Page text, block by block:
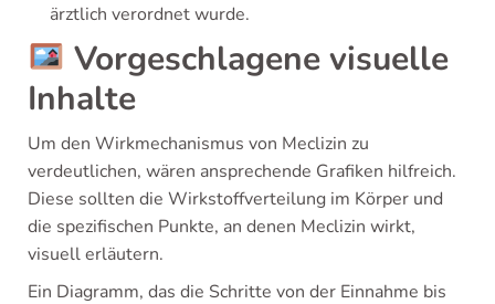
ärztlich verordnet wurde.
Vorgeschlagene visuelle
Inhalte
Um den Wirkmechanismus von Meclizin zu
verdeutlichen, wären ansprechende Grafiken hilfreich.
Diese sollten die Wirkstoffverteilung im Körper und
die spezifischen Punkte, an denen Meclizin wirkt,
visuell erläutern.
Ein Diagramm, das die Schritte von der Einnahme bis